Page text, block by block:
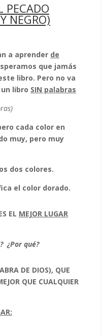
PECADO
NEGRO)
a aprender de
que jamás
libro. Pero no va
libro SIN palabras
cada color en
muy, pero muy
dos colores.
el color dorado.
EL MEJOR LUGAR
¿Por qué?
DE DIOS), QUE
QUE CUALQUIER